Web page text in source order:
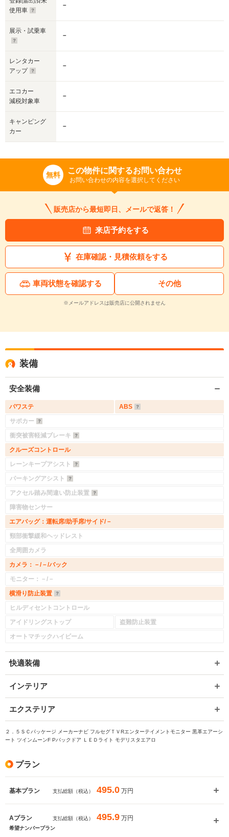
使用車
－
展示・試乗車
－
レンタカー
アップ
－
エコカー
減税対象車
－
キャンピング
カー
－
無料 この物件に関するお問い合わせ
お問い合わせの内容を選択してください
販売店から最短即日、メールで返答！
来店予約をする
在庫確認・見積依頼をする
車両状態を確認する その他
※メールアドレスは販売店に公開されません
装備
安全装備
パワステ
ABS
サポカー
衝突被害軽減ブレーキ
クルーズコントロール
レーンキープアシスト
パーキングアシスト
アクセル踏み間違い防止装置
障害物センサー
エアバッグ：運転席/助手席/サイド/－
頸部衝撃緩和ヘッドレスト
全周囲カメラ
カメラ：－/－/バック
モニター：－/－
横滑り防止装置
ヒルディセントコントロール
アイドリングストップ
盗難防止装置
オートマチックハイビーム
快適装備
インテリア
エクステリア
２．５ＳＣパッケージ メーカーナビ フルセグＴＶRエンターテイメントモニター 黒革エアーシ
ート ツインムーンF Pバックドア ＬＥＤライト モデリスタエアロ
プラン
基本プラン 支払総額（税込） 495.0 万円
Aプラン 支払総額（税込） 495.9 万円
希望ナンバープラン